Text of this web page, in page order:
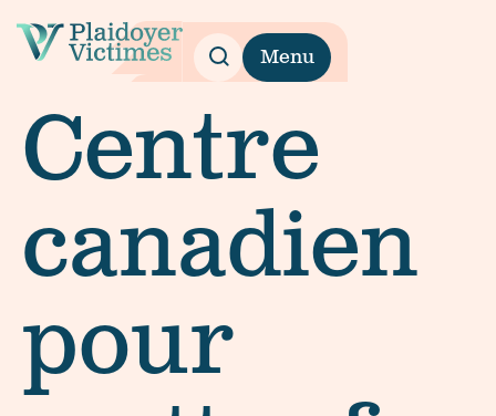
Menu
Centre
canadien
pour